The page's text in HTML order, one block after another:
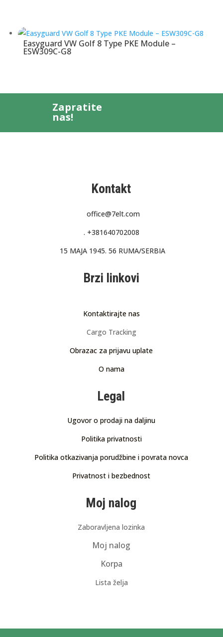
Easyguard VW Golf 8 Type PKE Module –
ESW309C-G8
Zapratite
nas!
Kontakt
office@7elt.com
. +381640702008
15 MAJA 1945. 56 RUMA/SERBIA
Brzi linkovi
Kontaktirajte nas
Cargo Tracking
Obrazac za prijavu uplate
O nama
Legal
Ugovor o prodaji na daljinu
Politika privatnosti
Politika otkazivanja porudžbine i povrata novca
Privatnost i bezbednost
Moj nalog
Zaboravljena lozinka
Moj nalog
Korpa
Lista želja